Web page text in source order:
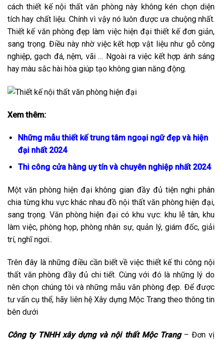
cách thiết kế nội thất văn phòng này không kén chọn diện
tích hay chất liệu. Chính vì vậy nó luôn được ưa chuộng nhất.
Thiết kế văn phòng đẹp làm việc hiện đại thiết kế đơn giản,
sang trọng. Điều này nhờ việc kết hợp vật liệu như gỗ công
nghiệp, gạch đá, nệm, vãi … Ngoài ra việc kết hợp ánh sáng
hay màu sắc hài hòa giúp tạo không gian năng động.
Xem thêm:
Những mẫu thiết kế trung tâm ngoại ngữ đẹp và hiện
đại nhất 2024
Thi công cửa hàng uy tín và chuyên nghiệp nhất 2024
Một văn phòng hiện đại không gian đầy đủ tiện nghi phân
chia từng khu vực khác nhau đồ nội thất văn phòng hiện đại,
sang trọng. Văn phòng hiện đại có khu vực: khu lễ tân, khu
làm việc, phòng họp, phòng nhân sự, quản lý, giám đốc, giải
trí, nghĩ ngơi..
Trên đây là những điều cần biết về việc thiết kế thi công nội
thất văn phòng đầy đủ chi tiết. Cùng với đó là những lý do
nên chọn chúng tôi và những mẫu văn phòng đẹp. Để được
tư vấn cụ thể, hãy liên hệ Xây dựng Mộc Trang theo thông tin
bên dưới
Công ty TNHH xây dựng và nội thất Mộc Trang– Đơn vị